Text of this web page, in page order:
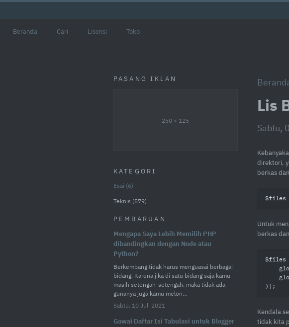
Beranda Cari Lisensi Toko
Lis
Sabtu,
direktori,
berkas
$files
Untuk
berkas
$files
));
Kendala
tidak kita
PASANG IKLAN
250 × 125
KATEGORI
Esai 6
Teknis 579
PEMBARUAN
Mengapa Saya Lebih Memilih PHP
dibandingkan dengan Node atau
Python?
Berkembang tidak harus menguasai berbagai
bidang. Karena jika di satu bidang saja kamu
masih setengah-setengah, maka tidak ada
gunanya juga kamu melon…
Sabtu, 10 Juli 2021
Gawai Daftar Isi Tabulasi untuk Blogger